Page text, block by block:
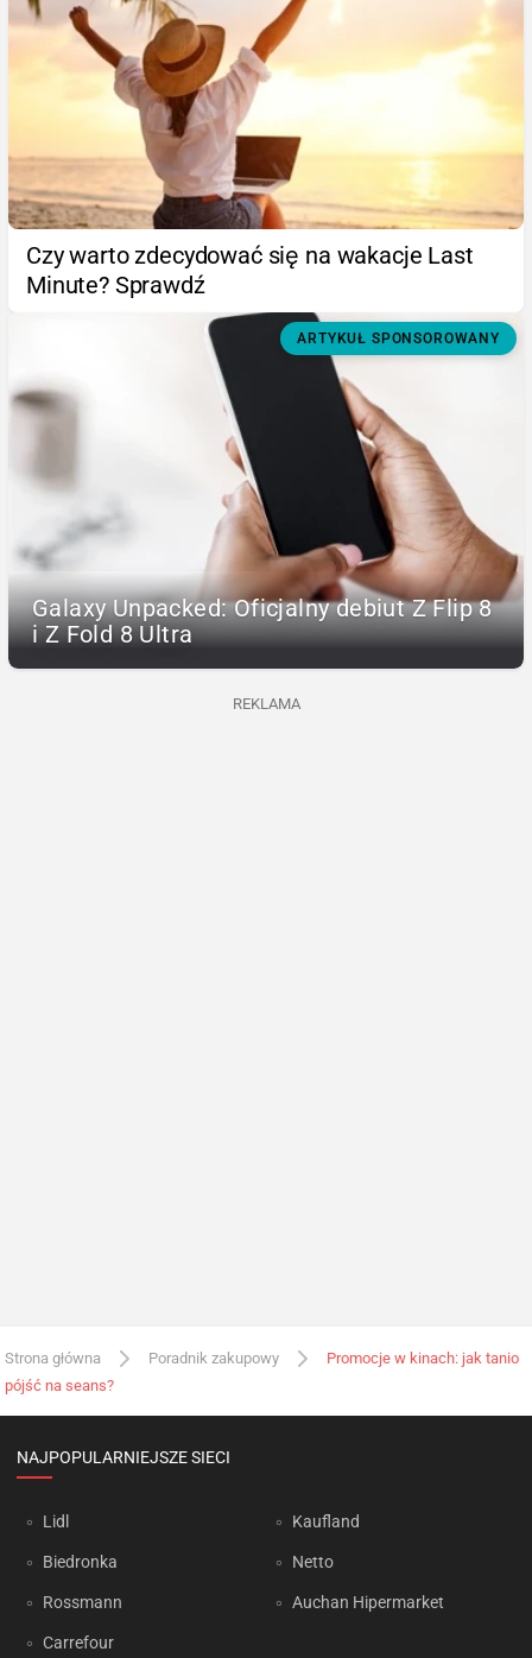
Czy warto zdecydować się na wakacje Last
Minute? Sprawdź
ARTYKUŁ SPONSOROWANY
Galaxy Unpacked: Oficjalny debiut Z Flip 8
i Z Fold 8 Ultra
REKLAMA
Strona główna Poradnik zakupowy
Promocje w kinach: jak tanio
pójść na seans?
NAJPOPULARNIEJSZE SIECI
Lidl
Biedronka
Rossmann
Carrefour
Kaufland
Netto
Auchan Hipermarket